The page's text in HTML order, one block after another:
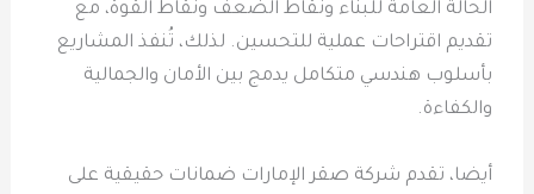
الحالة العامة للبناء ونقاط الضعف ونقاط القوة، مع
تقديم اقتراحات عملية للتحسين. لذلك، تُنفذ المشاريع
بأسلوب هندسي متكامل يدمج بين الأمان والجمالية
والكفاءة.
أيضا، تقدم شركة صقر الإمارات ضمانات حقيقية على